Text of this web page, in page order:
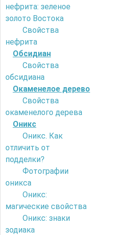
нефрита: зеленое
золото Востока
Свойства
нефрита
Обсидиан
Свойства
обсидиана
Окаменелое дерево
Свойства
окаменелого дерева
Оникс
Оникс. Как
отличить от
подделки?
Фотографии
оникса
Оникс:
магические свойства
Оникс: знаки
зодиака